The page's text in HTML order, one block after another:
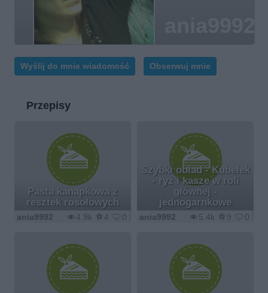
Wyślij do mnie wiadomość Obserwuj mnie
Przepisy
Pasta kanapkowa z
resztek rosołowych
4.9k 4 0
ania9992
Szybki obiad - Kubełek
- ryż i kasze w roli
głównej -
jednogarnkowe
5.4k 9 0
ania9992